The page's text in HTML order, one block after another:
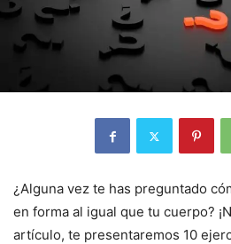
¿Alguna vez te has preguntado
en forma al igual que tu cuerpo?
artículo, te presentaremos 10